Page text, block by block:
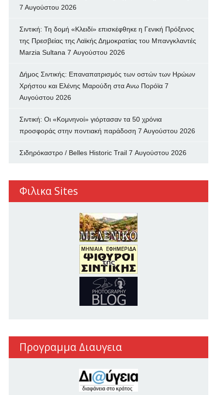
7 Αυγούστου 2026
Σιντική: Τη δομή «Κλειδί» επισκέφθηκε η Γενική Πρόξενος
της Πρεσβείας της Λαϊκής Δημοκρατίας του Μπανγκλαντές
Marzia Sultana 7 Αυγούστου 2026
Δήμος Σιντικής: Επαναπατρισμός των oστών των Ηρώων
Χρήστου και Ελένης Μαρούδη στα Ανω Πορόϊα 7
Αυγούστου 2026
Σιντική: Οι «Κομνηνοί» γιόρτασαν τα 50 χρόνια
προσφοράς στην ποντιακή παράδοση 7 Αυγούστου 2026
Σιδηρόκαστρο / Belles Historic Trail 7 Αυγούστου 2026
Φιλικα Sites
Προγραμμα Διαυγεια